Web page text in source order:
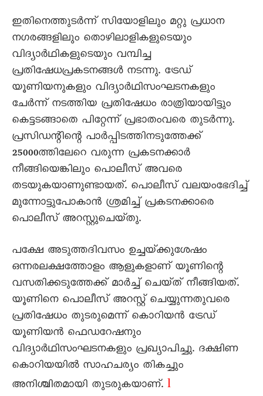
ഇതിനെത്തുടർന്ന്‌ സിയോളിലും മറ്റു പ്ര‌‌‌‌‌‌ധാന
നഗരങ്ങളിലും തൊഴിലാളികളുടെയും
വിദ്യാർഥികളുടെയും വമ്പിച്ച
പ്രതിഷേധപ്രകടനങ്ങൾ നടന്നു. ട്രേഡ്‌
യൂണിയനുകളും വിദ്യാർഥിസംഘടനകളും
ചേർന്ന്‌ നടത്തിയ പ്രതിഷേധം രാത്രിയായിട്ടും
കെട്ടടങ്ങാതെ പിറ്റേന്ന്‌ പ്രഭാതംവരെ തുടർന്നു.
പ്രസിഡന്റിന്റെ പാർപ്പിടത്തിനടുത്തേക്ക്‌
25000ത്തിലേറെ വരുന്ന പ്രകടനക്കാർ
നീങ്ങിയെങ്കിലും പൊലീസ്‌ അവരെ
തടയുകയാണുണ്ടായത്‌. പൊലീസ്‌ വലയംഭേദിച്ച്‌
മുന്നോട്ടുപോകാൻ ശ്രമിച്ച്‌ പ്രകടനക്കാരെ
പൊലീസ്‌ അറസ്റ്റുചെയ്‌തു.
പക്ഷേ അടുത്തദിവസം ഉച്ചയ്‌ക്കുശേഷം
ഒന്നരലക്ഷത്തോളം ആളുകളാണ്‌ യൂണിന്റെ
വസതിക്കടുത്തേക്ക്‌ മാർച്ച്‌ ചെയ്‌ത്‌ നീങ്ങിയത്‌.
യൂണിനെ പൊലീസ്‌ അറസ്റ്റ്‌ ചെയ്യുന്നതുവരെ
പ്രതിഷേധം തുടരുമെന്ന്‌ കൊറിയൻ ട്രേഡ്‌
യൂണിയൻ ഫെഡറേഷനും
വിദ്യാർഥിസംഘടനകളും പ്രഖ്യാപിച്ചു. ദക്ഷിണ
കൊറിയയിൽ സാഹചര്യം തികച്ചും
അനിശ്ചിതമായി തുടരുകയാണ്‌. l